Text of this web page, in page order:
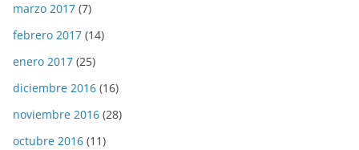
marzo 2017 (7)
febrero 2017 (14)
enero 2017 (25)
diciembre 2016 (16)
noviembre 2016 (28)
octubre 2016 (11)